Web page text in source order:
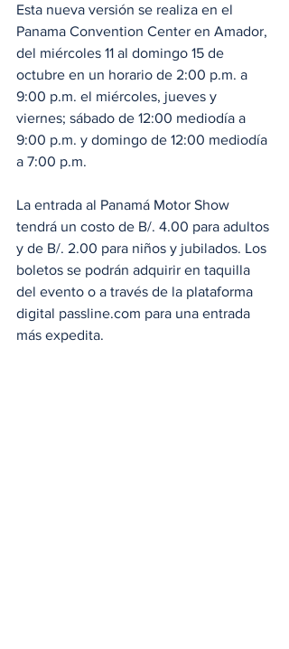
Esta nueva versión se realiza en el
Panama Convention Center en Amador,
del miércoles 11 al domingo 15 de
octubre en un horario de 2:00 p.m. a
9:00 p.m. el miércoles, jueves y
viernes; sábado de 12:00 mediodía a
9:00 p.m. y domingo de 12:00 mediodía
a 7:00 p.m.
La entrada al Panamá Motor Show
tendrá un costo de B/. 4.00 para adultos
y de B/. 2.00 para niños y jubilados. Los
boletos se podrán adquirir en taquilla
del evento o a través de la plataforma
digital passline.com para una entrada
más expedita.